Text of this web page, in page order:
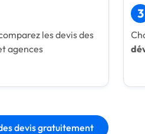
les devis des
agences
3
devis gratuitement